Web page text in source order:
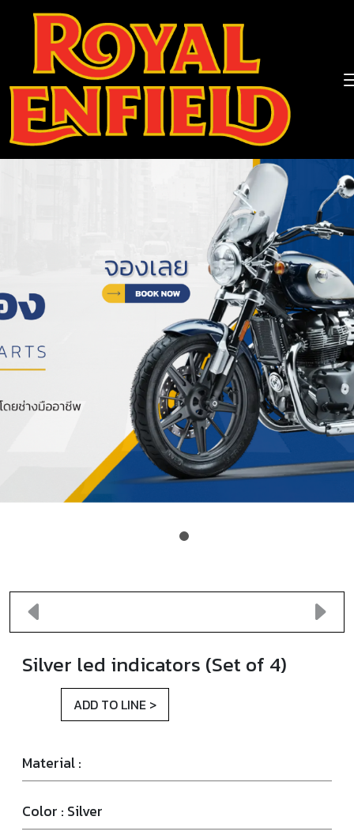
Previous Next
Silver led indicators (Set of 4)
ADD TO LINE >
Material :
Color : Silver